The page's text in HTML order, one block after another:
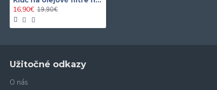
16,90€ 19,90€
Užitočné odkazy
O nás